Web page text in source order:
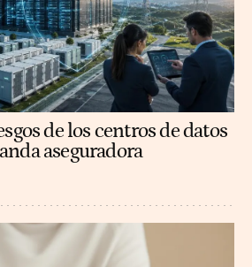
de los centros de datos
aseguradora